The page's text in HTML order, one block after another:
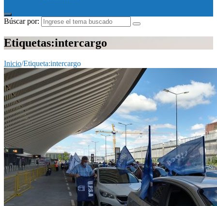
Búscar por:
Etiquetas:intercargo
Inicio/Etiqueta:intercargo